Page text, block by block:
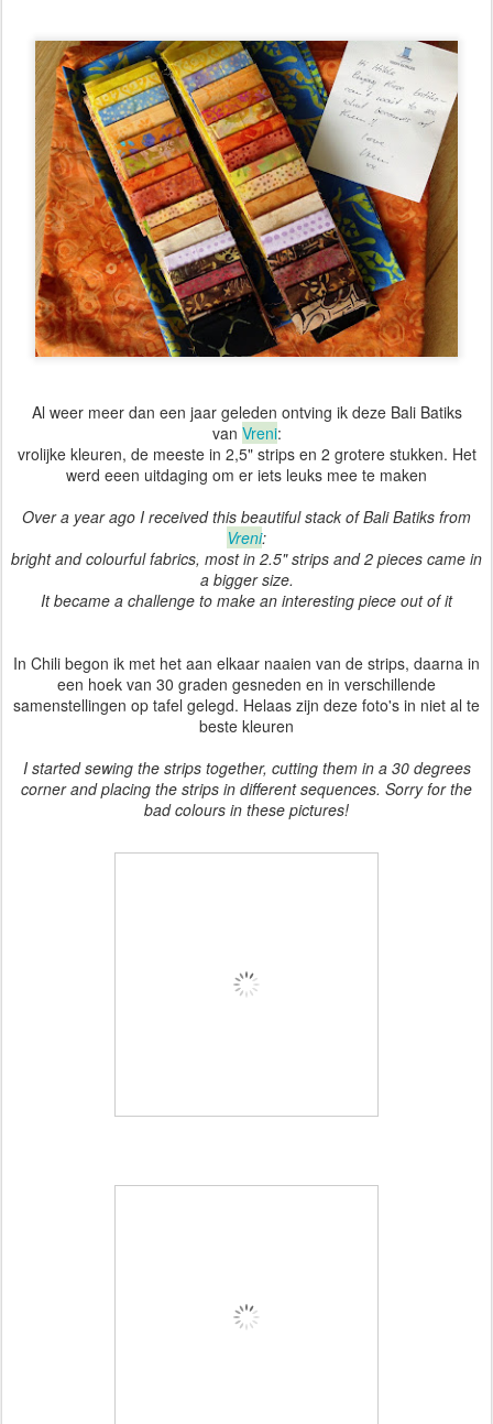
Al weer meer dan een jaar geleden ontving ik deze Bali Batiks
van Vreni:
vrolijke kleuren, de meeste in 2,5" strips en 2 grotere stukken. Het
werd eeen uitdaging om er iets leuks mee te maken
Over a year ago I received this beautiful stack of Bali Batiks from
Vreni:
bright and colourful fabrics, most in 2.5" strips and 2 pieces came in
a bigger size.
It became a challenge to make an interesting piece out of it
In Chili begon ik met het aan elkaar naaien van de strips, daarna in
een hoek van 30 graden gesneden en in verschillende
samenstellingen op tafel gelegd. Helaas zijn deze foto's in niet al te
beste kleuren
I started sewing the strips together, cutting them in a 30 degrees
corner and placing the strips in different sequences. Sorry for the
bad colours in these pictures!